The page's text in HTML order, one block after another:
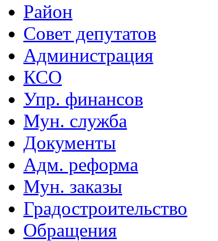
Район
Совет депутатов
Администрация
КСО
Упр. финансов
Мун. служба
Документы
Адм. реформа
Мун. заказы
Градостроительство
Обращения